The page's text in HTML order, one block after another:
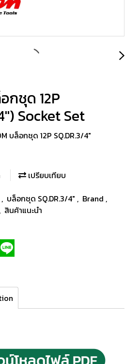
กชุด 12P
Socket Set
บล็อกชุด 12P SQ.DR.3/4"
เปรียบเทียบ
, บล็อกชุด SQ.DR.3/4" , Brand ,
, สินค้าแนะนำ